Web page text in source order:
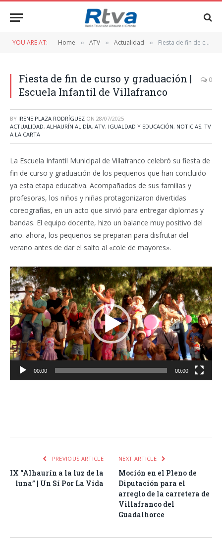
YOU ARE AT: Home » ATV » Actualidad » Fiesta de fin de curso y graduación | Escuela Infantil de Villafranco
Fiesta de fin de curso y graduación |
Escuela Infantil de Villafranco
0
BY IRENE PLAZA RODRÍGUEZ ON 28/07/2025
ACTUALIDAD, ALHAURÍN AL DÍA, ATV, IGUALDAD Y EDUCACIÓN, NOTICIAS, TV
A LA CARTA
La Escuela Infantil Municipal de Villafranco celebró su fiesta de
fin de curso y graduación de los pequeños que han concluido
ya esta etapa educativa. Acompañados de sus familias y
profesoras, los niños y niñas protagonizaron divertidas
coreografías, en un acto que sirvió para entregar diplomas y
bandas. El equipo docente, hizo un balance muy positivo del
año. ahora, los pequeños se preparan para disfrutar del
verano antes de dar el salto al «cole de mayores».
Reproductor
de
vídeo
00:00 00:00
PREVIOUS ARTICLE
IX “Alhaurín a la luz de la
luna” | Un Sí Por La Vida
NEXT ARTICLE
Moción en el Pleno de
Diputación para el
arreglo de la carretera de
Villafranco del
Guadalhorce